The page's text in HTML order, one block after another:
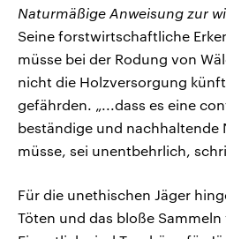
Naturmäßige Anweisung zur
Seine forstwirtschaftliche
müsse bei der Rodung von
nicht die Holzversorgung
gefährden. „...dass es eine
beständige und nachhaltende
müsse, sei unentbehrlich,
Für die unethischen Jäger
Töten und das bloße Sammeln